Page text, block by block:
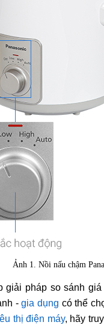
Ảnh 1. Nồi nấu chậm
giải pháp so sánh
-gia dụng có thể
thị điện máy, hãy